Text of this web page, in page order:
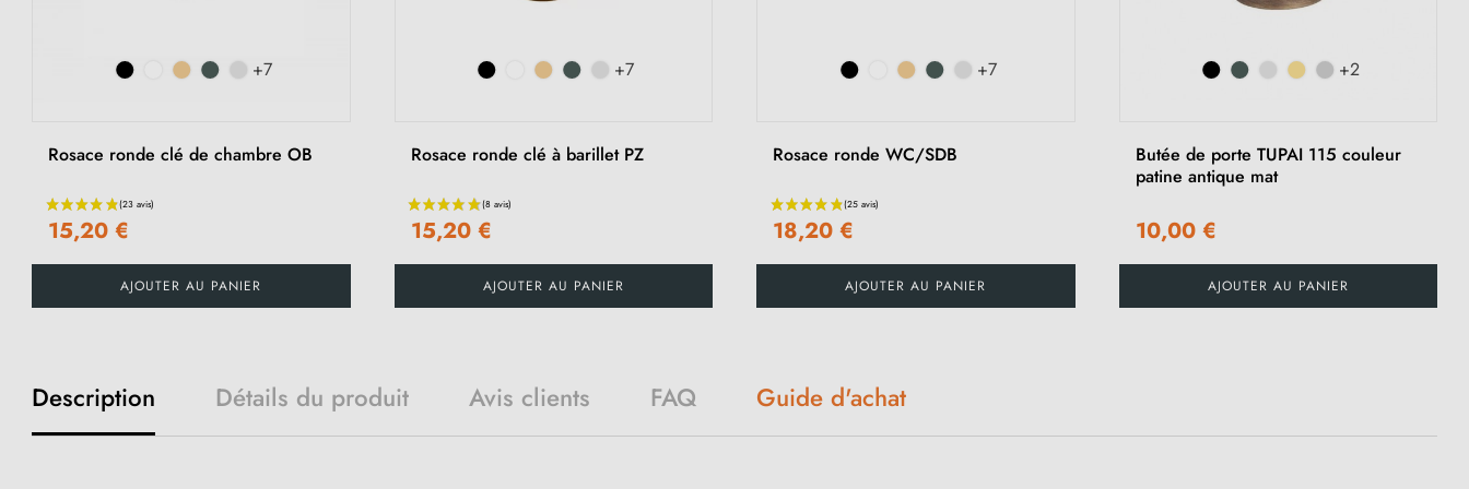
+7
Rosace ronde clé de chambre OB
15,20 €
AJOUTER AU PANIER
+7
Rosace ronde clé à barillet PZ
15,20 €
AJOUTER AU PANIER
+7
Rosace ronde WC/SDB
18,20 €
AJOUTER AU PANIER
+2
Butée de porte TUPAI 115 couleur
patine antique mat
10,00 €
AJOUTER AU PANIER
Description Détails du produit Avis clients FAQ Guide d'achat